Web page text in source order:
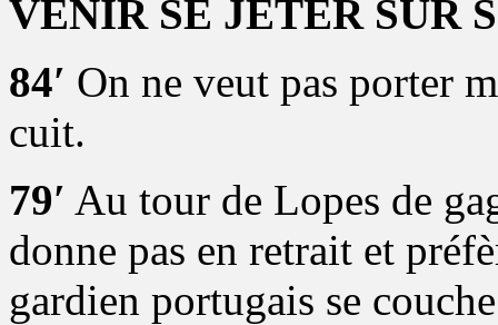
VENIR SE JETER SUR
84′ On ne veut pas porter
cuit.
79′ Au tour de Lopes de
donne pas en retrait et
gardien portugais se